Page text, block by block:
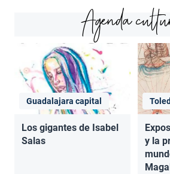
Agenda
Guadalajara capital
Los gigantes de Isabel
Salas
y la